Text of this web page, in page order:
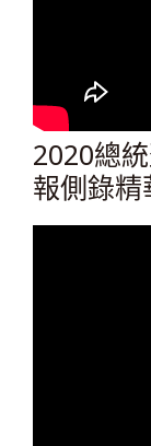
2020總
報側錄精